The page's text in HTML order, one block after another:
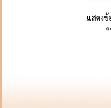
แสดงข้
«